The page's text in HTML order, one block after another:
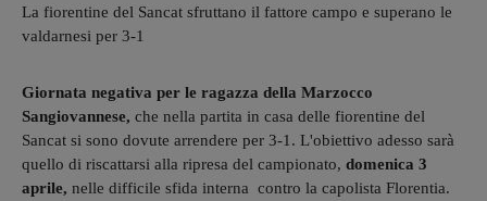
La fiorentine del Sancat sfruttano il fattore campo e superano le
valdarnesi per 3-1
Giornata negativa per le ragazza della Marzocco
Sangiovannese, che nella partita in casa delle fiorentine del
Sancat si sono dovute arrendere per 3-1. L'obiettivo adesso sarà
quello di riscattarsi alla ripresa del campionato, domenica 3
aprile, nelle difficile sfida interna contro la capolista Florentia.